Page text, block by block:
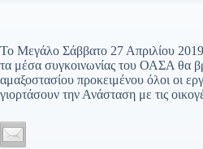
Το Μεγάλο Σάββατο 27 Απριλίου
τα μέσα συγκοινωνίας του ΟΑΣΑ θα
αμαξοστασίου προκειμένου όλοι οι
γιορτάσουν την Ανάσταση με τις